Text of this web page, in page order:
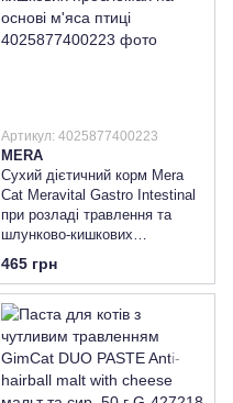
Артикул: 4025877400223
MERA
Сухий дієтичний корм Mera
Cat Meravital Gastro Intestinal
при розладі травлення та
шлунково-кишкових
проблемах на основі м'яса
птиці
465 грн